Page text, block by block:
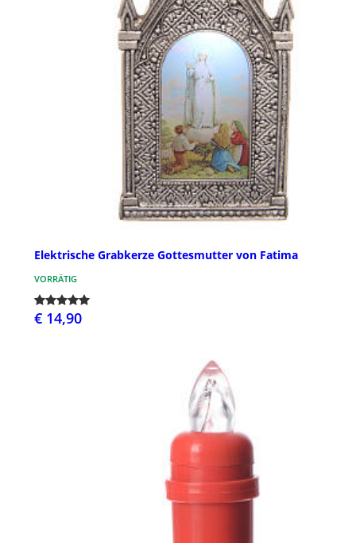
Elektrische Grabkerze Gottesmutter von Fatima
VORRÄTIG
€ 14,90